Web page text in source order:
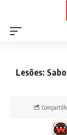
Lesões: